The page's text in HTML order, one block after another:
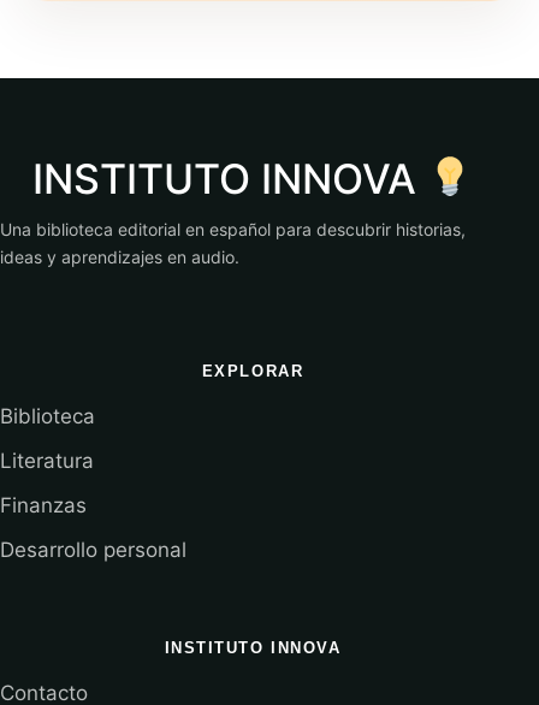
INSTITUTO INNOVA
Una biblioteca editorial en español para descubrir historias,
ideas y aprendizajes en audio.
EXPLORAR
Biblioteca
Literatura
Finanzas
Desarrollo personal
INSTITUTO INNOVA
Contacto